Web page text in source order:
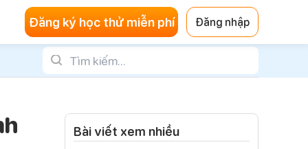
Đăng ký học thử miễn phí Đăng nhập
Bài viết xem nhiều